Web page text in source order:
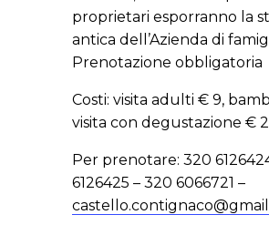
proprietari esporranno la
antica dell’Azienda di
Prenotazione obbligatoria
Costi: visita adulti € 9,
visita con degustazione €
Per prenotare: 320
6126425 – 320 6066721 –